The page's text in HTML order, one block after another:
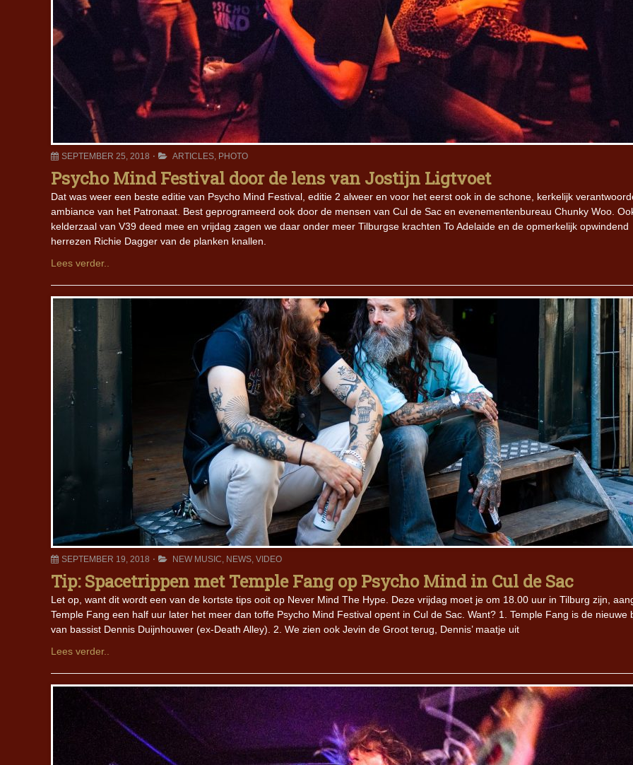
SEPTEMBER 25, 2018 ARTICLES, PHOTO
Psycho Mind Festival door de lens van Jostijn Ligtvoet
Dat was weer een beste editie van Psycho Mind Festival, editie 2 alweer en voor het eerst ook in de schone, kerkelijk
ambiance van het Patronaat. Best geprogrameerd ook door de mensen van Cul de Sac en evenementenbureau Chunky Woo.
kelderzaal van V39 deed mee en vrijdag zagen we daar onder meer Tilburgse krachten To Adelaide en de opmerkelijk opwindend
herrezen Richie Dagger van de planken knallen.
Lees verder..
SEPTEMBER 19, 2018 NEW MUSIC, NEWS, VIDEO
Tip: Spacetrippen met Temple Fang op Psycho Mind in Cul de Sac
Let op, want dit wordt een van de kortste tips ooit op Never Mind The Hype. Deze vrijdag moet je om 18.00 uur in Tilburg zijn,
Temple Fang een half uur later het meer dan toffe Psycho Mind Festival opent in Cul de Sac. Want? 1. Temple Fang is de nieuwe
van bassist Dennis Duijnhouwer (ex-Death Alley). 2. We zien ook Jevin de Groot terug, Dennis’ maatje uit
Lees verder..